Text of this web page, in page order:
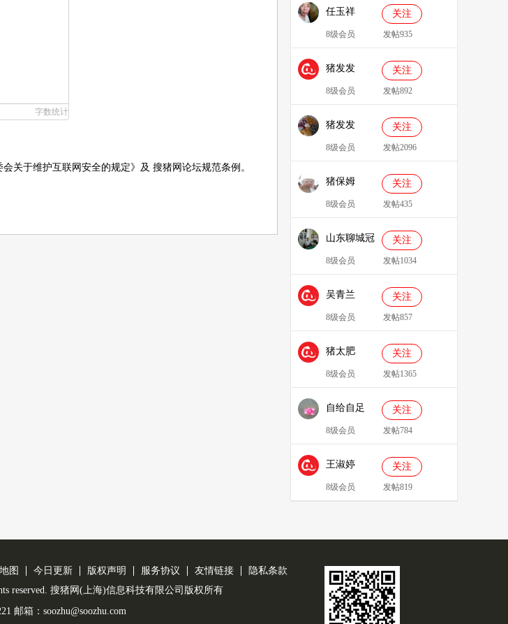
字数统计
会关于维护互联网安全的规定》 及 搜猪网论坛规范条例 。
任玉祥 关注
8级会员 发帖935
猪发发
638829
关注
8级会员 发帖892
猪发发 关注
8级会员 发帖2096
猪保姆
909233
关注
8级会员 发帖435
山东聊城冠
县、莘县综
合服务站：
冯代林
关注
8级会员 发帖1034
吴青兰 关注
8级会员 发帖857
猪太肥
143814
关注
8级会员 发帖1365
自给自足 关注
8级会员 发帖784
王淑婷 关注
8级会员 发帖819
图 今日更新 版权声明 服务协议 友情链接
隐私条款
reserved. 搜猪网(上海)信息科技有限公司版权所有
邮箱：soozhu@soozhu.com